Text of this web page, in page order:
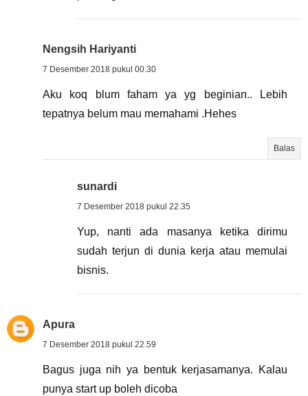
Nengsih Hariyanti
7 Desember 2018 pukul 00.30
Aku koq blum faham ya yg beginian.. Lebih
tepatnya belum mau memahami .Hehes
Balas
sunardi
7 Desember 2018 pukul 22.35
Yup, nanti ada masanya ketika dirimu
sudah terjun di dunia kerja atau memulai
bisnis.
Apura
7 Desember 2018 pukul 22.59
Bagus juga nih ya bentuk kerjasamanya. Kalau
punya start up boleh dicoba